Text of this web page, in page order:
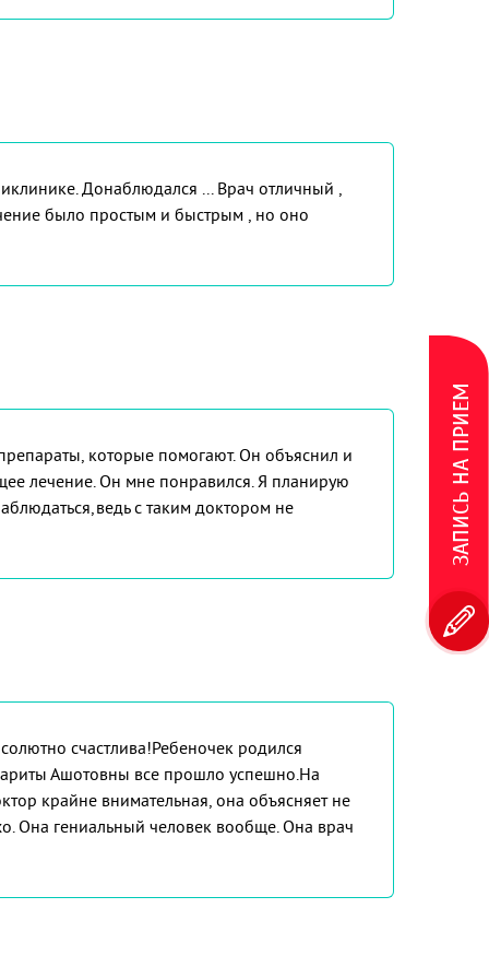
Донаблюдался ... Врач отличный ,
было простым и быстрым , но оно
которые помогают. Он объяснил и
лечение. Он мне понравился. Я планирую
с таким доктором не
счастлива!Ребеночек родился
Ашотовны все прошло успешно.На
крайне внимательная, она объясняет не
Она гениальный человек вообще. Она врач
ЗАПИСЬ НА ПРИЕМ